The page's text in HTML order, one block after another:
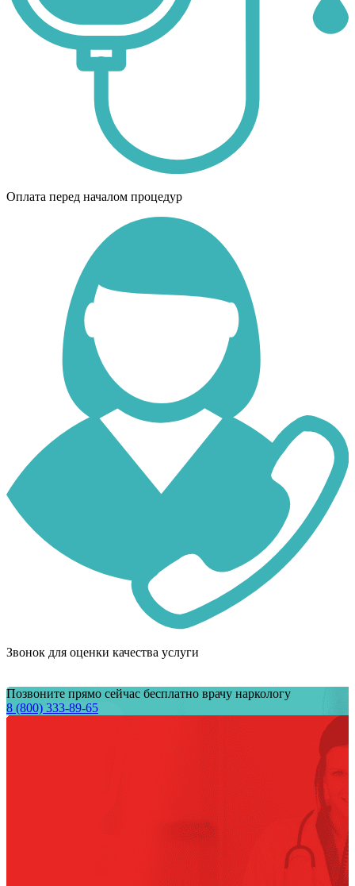
Оплата перед началом процедур
Звонок для оценки качества услуги
Позвоните прямо сейчас бесплатно врачу наркологу
8 (800) 333-89-65